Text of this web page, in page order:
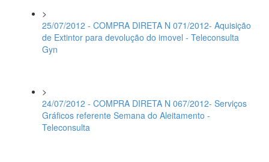
>
25/07/2012 - COMPRA DIRETA N 071/2012- Aquisição
de Extintor para devolução do imovel - Teleconsulta
Gyn
>
24/07/2012 - COMPRA DIRETA N 067/2012- Serviços
Gráficos referente Semana do Aleitamento -
Teleconsulta